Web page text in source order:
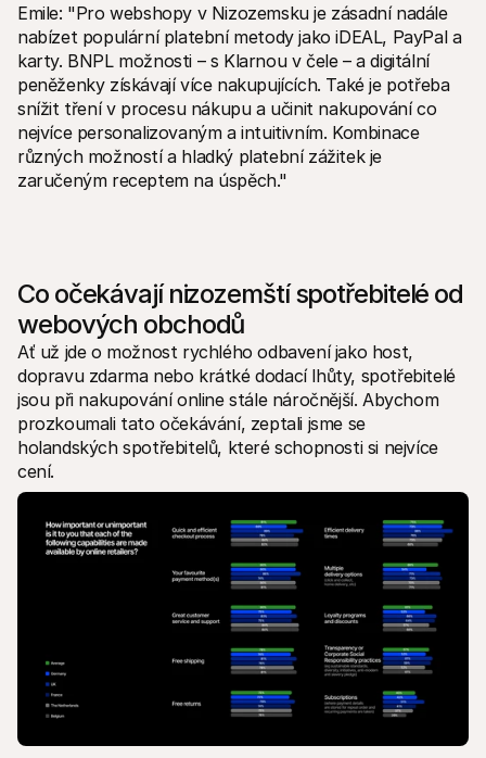
Emile: "Pro webshopy v Nizozemsku je zásadní nadále
nabízet populární platební metody jako iDEAL, PayPal a
karty. BNPL možnosti – s Klarnou v čele – a digitální
peněženky získávají více nakupujících. Také je potřeba
snížit tření v procesu nákupu a učinit nakupování co
nejvíce personalizovaným a intuitivním. Kombinace
různých možností a hladký platební zážitek je
zaručeným receptem na úspěch."
Co očekávají nizozemští spotřebitelé od
webových obchodů
Ať už jde o možnost rychlého odbavení jako host,
dopravu zdarma nebo krátké dodací lhůty, spotřebitelé
jsou při nakupování online stále náročnější. Abychom
prozkoumali tato očekávání, zeptali jsme se
holandských spotřebitelů, které schopnosti si nejvíce
cení.